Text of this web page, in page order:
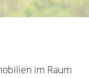
im Raum